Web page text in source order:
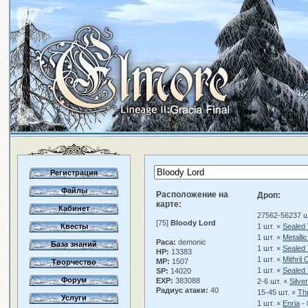
Регистрация
Файлы
Кабинет
Квесты
База знаний
Творчество
Форум
Услуги
Расположение на
карте:
[75] Bloody Lord
Раса: demonic
HP: 13383
MP: 1507
SP: 14020
EXP: 383088
Радиус атаки: 40
Дроп:
27562-56237
1 шт. × Sealed
1 шт. ×
1 шт. × Sealed
1 шт. × Mithril
1 шт. × Sealed
2-6 шт. ×
15-45 шт. ×
1 шт. × Enria -